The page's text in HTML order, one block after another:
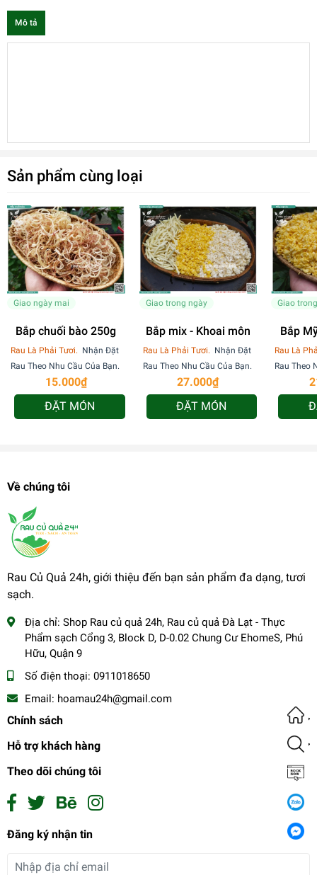
Mô tả
Sản phẩm cùng loại
Giao ngày mai
Bắp chuối bào 250g
Rau Là Phải Tươi. Nhận Đặt
Rau Theo Nhu Cầu Của Bạn.
15.000₫
ĐẶT MÓN
Giao trong ngày
Bắp mix - Khoai môn
Rau Là Phải Tươi. Nhận Đặt
Rau Theo Nhu Cầu Của Bạn.
27.000₫
ĐẶT MÓN
Giao
Bắp
Rau Là
Rau Theo
Về chúng tôi
Rau Củ Quả 24h, giới thiệu đến bạn sản phẩm đa dạng, tươi
sạch.
Địa chỉ: Shop Rau củ quả 24h, Rau củ quả Đà Lạt - Thực
Phẩm sạch Cổng 3, Block D, D-0.02 Chung Cư EhomeS, Phú
Hữu, Quận 9
Số điện thoại: 0911018650
Email: hoamau24h@gmail.com
Chính sách
Hỗ trợ khách hàng
Theo dõi chúng tôi
Đăng ký nhận tin35.000₫